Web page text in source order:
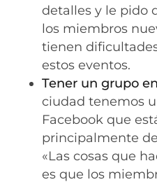
detalles y le pido
los miembros
tienen
estos eventos.
Tener un grupo
ciudad tenemos
Facebook que
principalmente de
«Las cosas que
es que los